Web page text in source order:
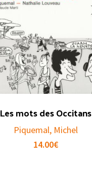
Les mots des Occitans
Piquemal, Michel
14.00€